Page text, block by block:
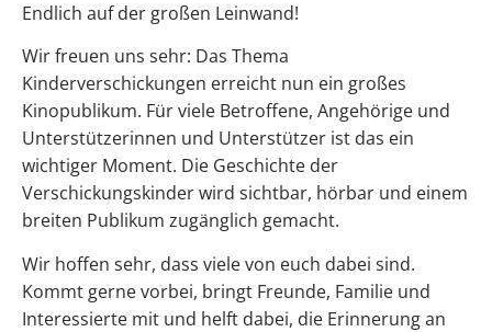
Endlich auf der großen Leinwand!
Wir freuen uns sehr: Das Thema
Kinderverschickungen erreicht nun ein großes
Kinopublikum. Für viele Betroffene, Angehörige und
Unterstützerinnen und Unterstützer ist das ein
wichtiger Moment. Die Geschichte der
Verschickungskinder wird sichtbar, hörbar und einem
breiten Publikum zugänglich gemacht.
Wir hoffen sehr, dass viele von euch dabei sind.
Kommt gerne vorbei, bringt Freunde, Familie und
Interessierte mit und helft dabei, die Erinnerung an